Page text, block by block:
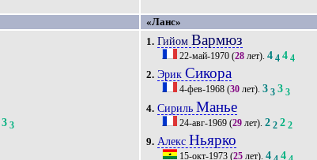
«Ланс»
3 3
1. Гийом Вармюз
22-май-1970 (28 лет).4 4 4 4
2. ЭрикСикора
4-фев-1968 (30 лет).3 3 3 3
4. Сириль Манье
24-авг-1969 (29 лет).2 2 2 2
9. Алекс Ньярко
15-окт-1973 (25 лет).4 4